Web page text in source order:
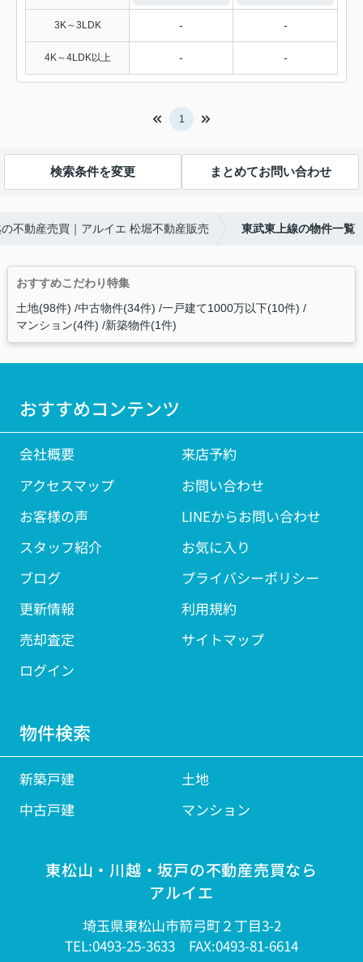
3K～3LDK - -
4K～4LDK以上 - -
1
検索条件を変更 まとめてお問い合わせ
不動産売買｜アルイエ 松堀不動産販売 東武東上線の物件一覧
おすすめこだわり特集
土地(98件) 中古物件(34件) 一戸建て1000万以下(10件)
マンション(4件) 新築物件(1件)
おすすめコンテンツ
会社概要
来店予約
アクセスマップ
お問い合わせ
お客様の声
LINEからお問い合わせ
スタッフ紹介
お気に入り
ブログ
プライバシーポリシー
更新情報
利用規約
売却査定
サイトマップ
ログイン
物件検索
新築戸建
土地
中古戸建
マンション
東松山・川越・坂戸の不動産売買なら
アルイエ
埼玉県東松山市箭弓町２丁目3-2
TEL:0493-25-3633 FAX:0493-81-6614